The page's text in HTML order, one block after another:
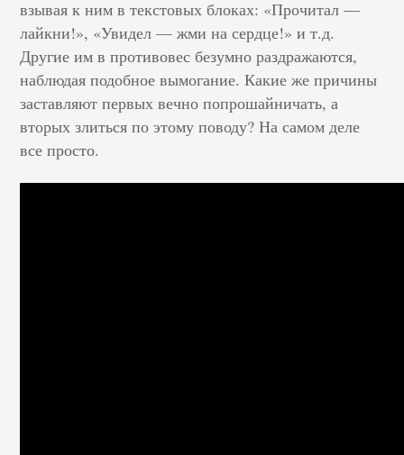
взывая к ним в текстовых блоках: «Прочитал —
лайкни!», «Увидел — жми на сердце!» и т.д.
Другие им в противовес безумно раздражаются,
наблюдая подобное вымогание. Какие же причины
заставляют первых вечно попрошайничать, а
вторых злиться по этому поводу? На самом деле
все просто.